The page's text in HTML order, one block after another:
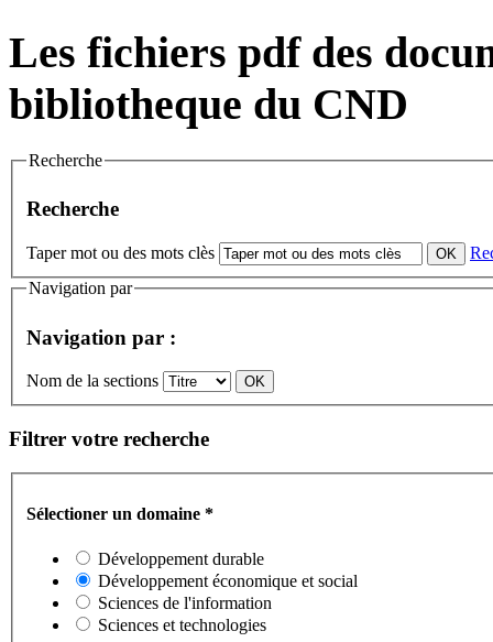
Les fichiers pdf des
bibliotheque du CND
Recherche
Recherche
Taper mot ou des mots clès
Navigation par
Navigation par :
Nom de la sections
Filtrer votre recherche
Sélectioner un domaine *
Développement durable
Développement économique et social
Sciences de l'information
Sciences et technologies